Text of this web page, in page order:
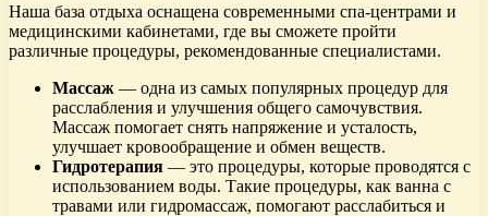
Наша база отдыха оснащена современными спа-центрами и
медицинскими кабинетами, где вы сможете пройти
различные процедуры, рекомендованные специалистами.
Массаж — одна из самых популярных процедур для
расслабления и улучшения общего самочувствия.
Массаж помогает снять напряжение и усталость,
улучшает кровообращение и обмен веществ.
Гидротерапия — это процедуры, которые проводятся с
использованием воды. Такие процедуры, как ванна с
травами или гидромассаж, помогают расслабиться и